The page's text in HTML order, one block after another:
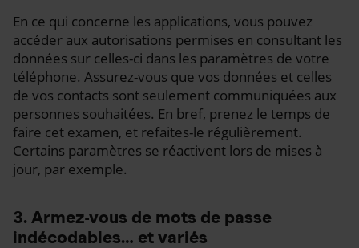
En ce qui concerne les applications, vous pouvez
accéder aux autorisations permises en consultant les
données sur celles-ci dans les paramètres de votre
téléphone. Assurez-vous que vos données et celles
de vos contacts sont seulement communiquées aux
personnes souhaitées. En bref, prenez le temps de
faire cet examen, et refaites-le régulièrement.
Certains paramètres se réactivent lors de mises à
jour, par exemple.
3. Armez-vous de mots de passe
indécodables… et variés